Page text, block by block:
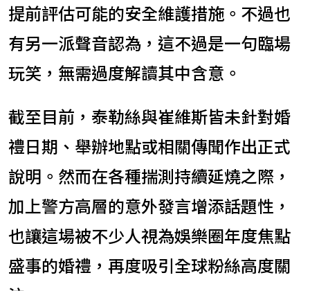
提前評估可能的安全維護措施。不過也
有另一派聲音認為，這不過是一句臨場
玩笑，無需過度解讀其中含意。
截至目前，泰勒絲與崔維斯皆未針對婚
禮日期、舉辦地點或相關傳聞作出正式
說明。然而在各種揣測持續延燒之際，
加上警方高層的意外發言增添話題性，
也讓這場被不少人視為娛樂圈年度焦點
盛事的婚禮，再度吸引全球粉絲高度關